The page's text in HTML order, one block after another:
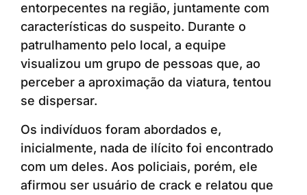
entorpecentes na região, juntamente com
características do suspeito. Durante o
patrulhamento pelo local, a equipe
visualizou um grupo de pessoas que, ao
perceber a aproximação da viatura, tentou
se dispersar.
Os indivíduos foram abordados e,
inicialmente, nada de ilícito foi encontrado
com um deles. Aos policiais, porém, ele
afirmou ser usuário de crack e relatou que